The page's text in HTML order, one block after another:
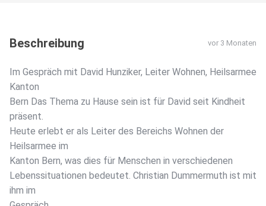
Beschreibung vor 3 Monaten
Im Gespräch mit David Hunziker, Leiter Wohnen, Heilsarmee
Kanton
Bern Das Thema zu Hause sein ist für David seit Kindheit
präsent.
Heute erlebt er als Leiter des Bereichs Wohnen der
Heilsarmee im
Kanton Bern, was dies für Menschen in verschiedenen
Lebenssituationen bedeutet. Christian Dummermuth ist mit
ihm im